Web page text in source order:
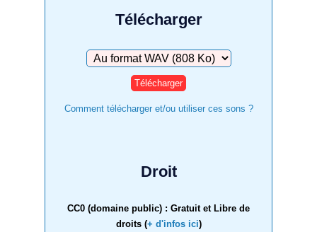
Télécharger
Télécharger
Comment télécharger et/ou utiliser ces sons ?
Droit
CC0 (domaine public) : Gratuit et Libre de
droits (+ d'infos ici)